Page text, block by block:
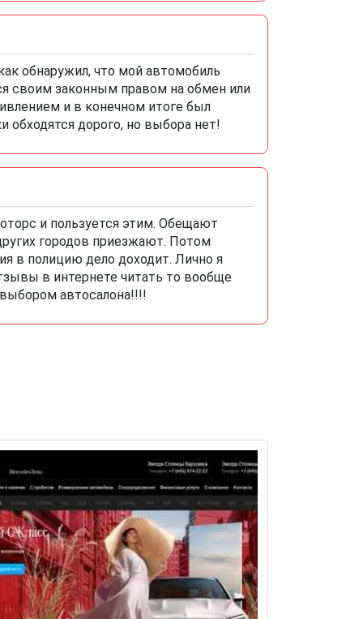
обнаружил, что мой автомобиль
своим законным правом на обмен или
и в конечном итоге был
дорого, но выбора нет!
и пользуется этим. Обещают
городов приезжают. Потом
в полицию дело доходит. Лично я
в интернете читать то вообще
автосалона!!!!